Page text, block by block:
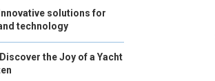
solutions for
technology
the Joy of a Yacht